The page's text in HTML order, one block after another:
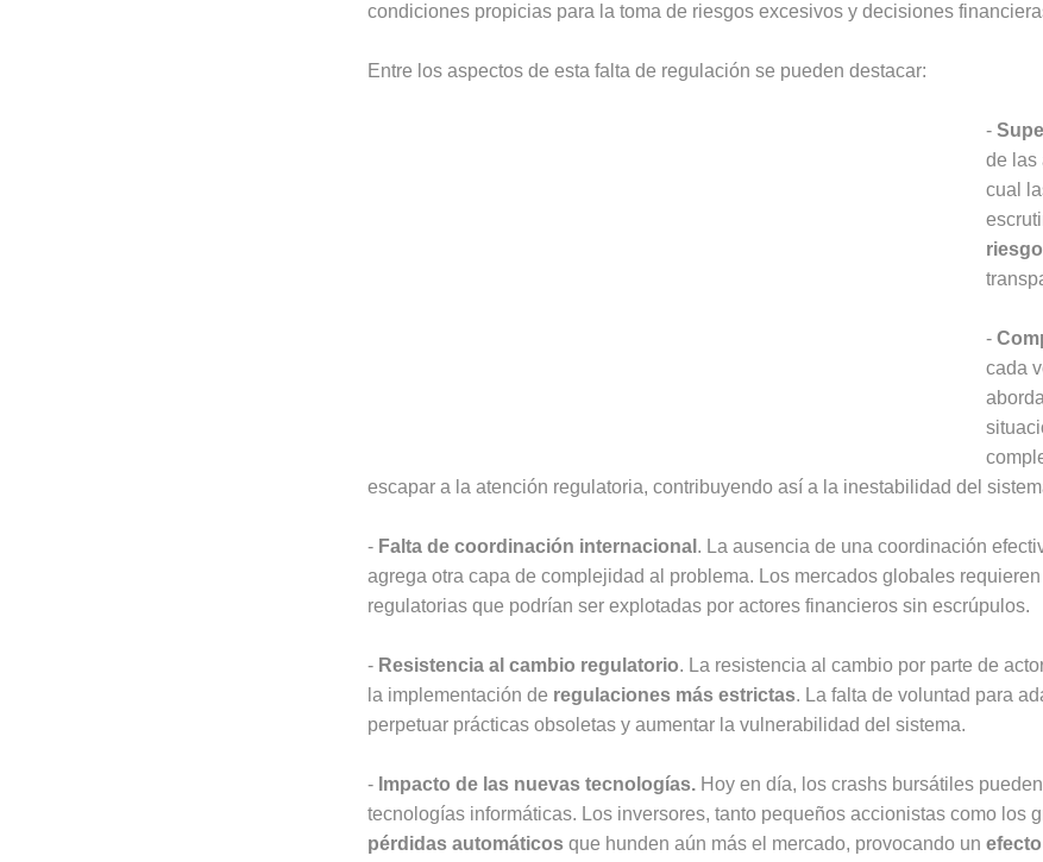
condiciones propicias para la toma de riesgos excesivos y decisiones
Entre los aspectos de esta falta de regulación se pueden destacar:
-
de las
cual
-
cada
escapar a la atención regulatoria, contribuyendo así a la inestabilidad del
- Falta de coordinación internacional . La ausencia de una coordinación
agrega otra capa de complejidad al problema. Los mercados globales
regulatorias que podrían ser explotadas por actores financieros sin escrúpulos.
- Resistencia al cambio regulatorio. La resistencia al cambio por parte de
la implementación de regulaciones más estrictas. La falta de voluntad para
perpetuar prácticas obsoletas y aumentar la vulnerabilidad del sistema.
- Impacto de las nuevas tecnologías.Hoy en día, los crashs bursátiles
tecnologías informáticas. Los inversores, tanto pequeños accionistas como los
pérdidas automáticosque hunden aún más el mercado, provocando un